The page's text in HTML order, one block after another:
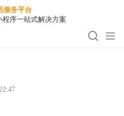
服务平台
程序一站式解决方案